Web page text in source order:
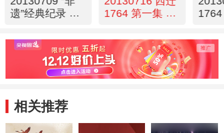
遗”经典纪录 雪
1764 第一集 寻
相关推荐